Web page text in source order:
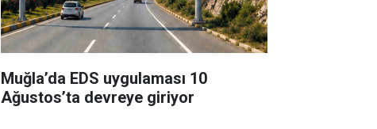
Muğla’da EDS uygulaması 10
Ağustos’ta devreye giriyor